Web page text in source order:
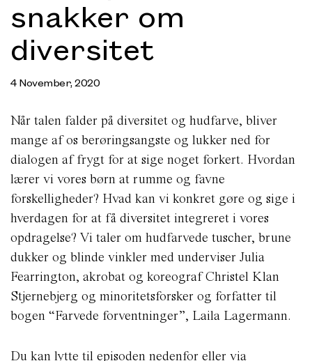
snakker om
diversitet
4 November, 2020
Når talen falder på diversitet og hudfarve, bliver
mange af os berøringsangste og lukker ned for
dialogen af frygt for at sige noget forkert. Hvordan
lærer vi vores børn at rumme og favne
forskelligheder? Hvad kan vi konkret gøre og sige i
hverdagen for at få diversitet integreret i vores
opdragelse? Vi taler om hudfarvede tuscher, brune
dukker og blinde vinkler med underviser Julia
Fearrington, akrobat og koreograf Christel Klan
Stjernebjerg og minoritetsforsker og forfatter til
bogen “Farvede forventninger”, Laila Lagermann.
Du kan lytte til episoden nedenfor eller via